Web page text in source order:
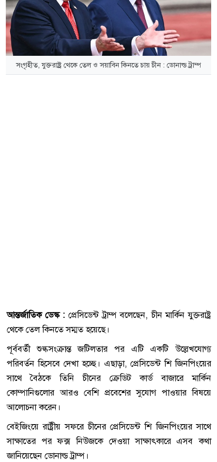
সংগৃহীত, যুক্তরাষ্ট্র থেকে তেল ও সয়াবিন কিনতে চায় চীন : ডোনাল্ড ট্রাম্প
আন্তর্জাতিক ডেস্ক : প্রেসিডেন্ট ট্রাম্প বলেছেন, চীন মার্কিন যুক্তরাষ্ট্র
থেকে তেল কিনতে সম্মত হয়েছে।
পূর্ববর্তী শুল্কসংক্রান্ত জটিলতার পর এটি একটি উল্লেখযোগ্য
পরিবর্তন হিসেবে দেখা হচ্ছে। এছাড়া, প্রেসিডেন্ট শি জিনপিংয়ের
সাথে বৈঠকে তিনি চীনের ক্রেডিট কার্ড বাজারে মার্কিন
কোম্পানিগুলোর আরও বেশি প্রবেশের সুযোগ পাওয়ার বিষয়ে
আলোচনা করেন।
বেইজিংয়ে রাষ্ট্রীয় সফরে চীনের প্রেসিডেন্ট শি জিনপিংয়ের সাথে
সাক্ষাতের পর ফক্স নিউজকে দেওয়া সাক্ষাৎকারে এসব কথা
জানিয়েছেন ডোনাল্ড ট্রাম্প।